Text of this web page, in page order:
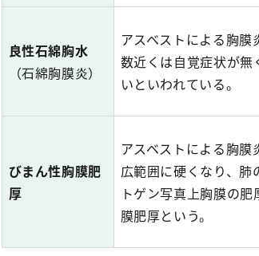
良性石綿胸水
（石綿胸膜炎）
アスベストによる胸
数近くは自覚症状が
いといわれている。
びまん性胸膜肥
厚
アスベストによる胸
広範囲に硬くなり、
トゲン写真上胸膜の
膜肥厚という。